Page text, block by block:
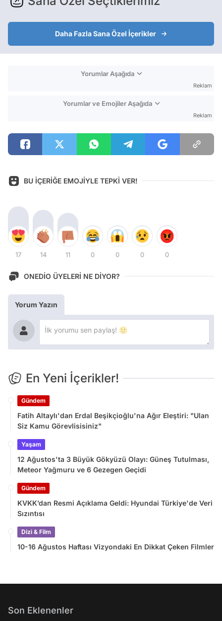
Daha Fazla Sana Özel İçerikler
Yorumlar Aşağıda
Reklam
Yorumlar ve Emojiler Aşağıda
Reklam
BU İÇERİĞE EMOJİYLE TEPKİ VER!
17 14 11 0 0 0 0
ONEDİO ÜYELERİ NE DİYOR?
Yorum Yazın
En Yeni İçerikler!
Gündem
Fatih Altaylı'dan Erdal Beşikçioğlu'na Ağır Eleştiri: "Ulan
Siz Kamu Görevlisisiniz"
Yaşam
12 Ağustos'ta 3 Büyük Gökyüzü Olayı: Güneş Tutulması,
Meteor Yağmuru ve 6 Gezegen Geçidi
Gündem
KVKK’dan Resmi Açıklama Geldi: Hyundai Türkiye'de Veri
Sızıntısı
Dizi & Film
10-16 Ağustos Haftası Vizyondaki En Dikkat Çeken Filmler
Son Eklenenler